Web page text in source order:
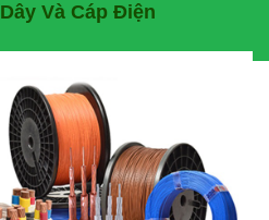
Dây Và Cáp Điện